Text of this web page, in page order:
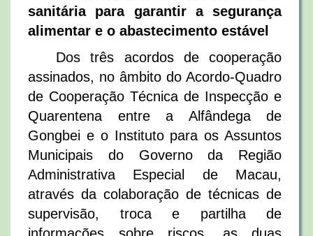
sanitária para garantir a segurança
alimentar e o abastecimento estável
Dos três acordos de cooperação
assinados, no âmbito do Acordo-Quadro
de Cooperação Técnica de Inspecção e
Quarentena entre a Alfândega de
Gongbei e o Instituto para os Assuntos
Municipais do Governo da Região
Administrativa Especial de Macau,
através da colaboração de técnicas de
supervisão, troca e partilha de